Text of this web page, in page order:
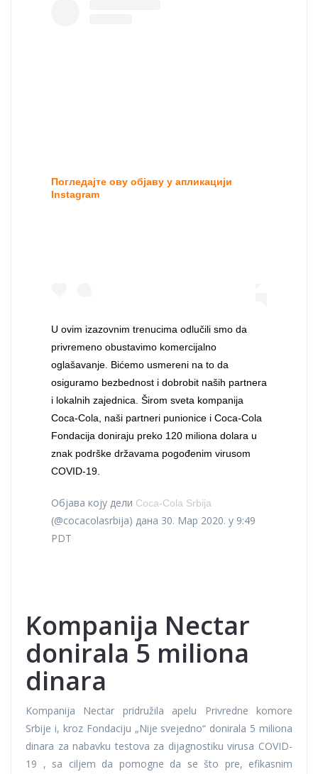
Погледајте ову објаву у апликацији
Instagram
U ovim izazovnim trenucima odlučili smo da
privremeno obustavimo komercijalno
oglašavanje. Bićemo usmereni na to da
osiguramo bezbednost i dobrobit naših partnera
i lokalnih zajednica. Širom sveta kompanija
Coca-Cola, naši partneri punionice i Coca-Cola
Fondacija doniraju preko 120 miliona dolara u
znak podrške državama pogođenim virusom
COVID-19.
Објава коју дели Coca-Cola Srbija
(@cocacolasrbija) дана 30. Мар 2020. у 9:49
PDT
Kompanija Nectar
donirala 5 miliona
dinara
Kompanija Nectar pridružila apelu Privredne komore
Srbije i, kroz Fondaciju „Nije svejedno“ donirala 5 miliona
dinara za nabavku testova za dijagnostiku virusa COVID-
19 , sa ciljem da pomogne da se što pre, efikasnim